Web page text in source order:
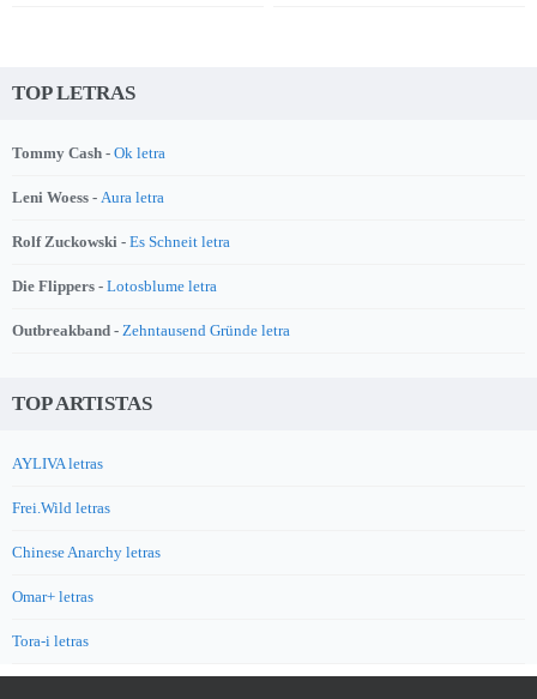
TOP LETRAS
Tommy Cash - Ok letra
Leni Woess - Aura letra
Rolf Zuckowski - Es Schneit letra
Die Flippers - Lotosblume letra
Outbreakband - Zehntausend Gründe letra
TOP ARTISTAS
AYLIVA letras
Frei.Wild letras
Chinese Anarchy letras
Omar+ letras
Tora-i letras